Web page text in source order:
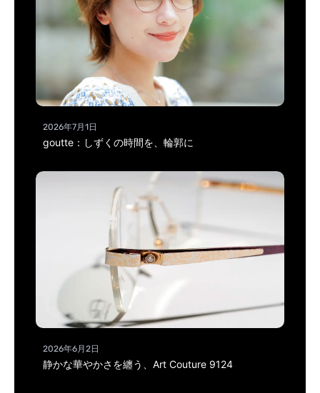
2026年7月1日
goutte：しずくの時間を、輪郭に
2026年6月2日
静かな華やかさを纏う、Art Couture 9124